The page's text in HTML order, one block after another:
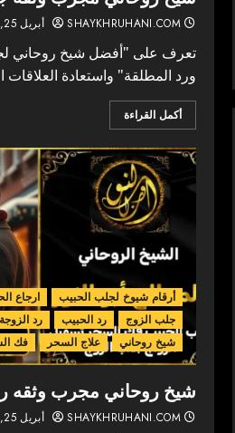
SHAYKHRUHANI.COM أبريل 25, 2026
تعرف على "أفضل شيخ روحاني
ورد المطلقة" واستعادة العلاقات
أكمل القراءة
أرقام شيوخ لجلب الحبيب ارجاع
جلب الزوج
رد الحبيب رد الزوجة
شيخ روحاني
علاج السحر فك
شيخ روحاني مجرب وثقه
SHAYKHRUHANI.COM أبريل 25, 2026